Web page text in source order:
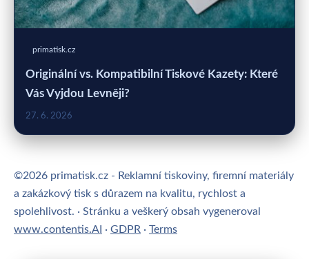
primatisk.cz
Originální vs. Kompatibilní Tiskové Kazety: Které
Vás Vyjdou Levněji?
27. 6. 2026
©2026 primatisk.cz - Reklamní tiskoviny, firemní materiály
a zakázkový tisk s důrazem na kvalitu, rychlost a
spolehlivost. · Stránku a veškerý obsah vygeneroval
www.contentis.AI · GDPR · Terms